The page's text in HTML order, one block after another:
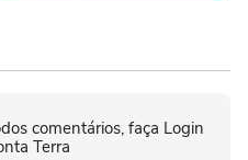
comentários, faça Login
Terra